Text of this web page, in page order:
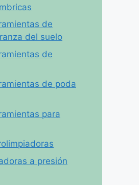
de
del suelo
de
de poda
para
a presión